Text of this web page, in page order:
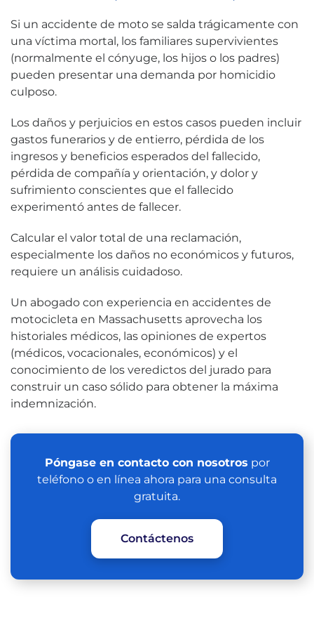
Si un accidente de moto se salda trágicamente con
una víctima mortal, los familiares supervivientes
(normalmente el cónyuge, los hijos o los padres)
pueden presentar una demanda por homicidio
culposo.
Los daños y perjuicios en estos casos pueden incluir
gastos funerarios y de entierro, pérdida de los
ingresos y beneficios esperados del fallecido,
pérdida de compañía y orientación, y dolor y
sufrimiento conscientes que el fallecido
experimentó antes de fallecer.
Calcular el valor total de una reclamación,
especialmente los daños no económicos y futuros,
requiere un análisis cuidadoso.
Un abogado con experiencia en accidentes de
motocicleta en Massachusetts aprovecha los
historiales médicos, las opiniones de expertos
(médicos, vocacionales, económicos) y el
conocimiento de los veredictos del jurado para
construir un caso sólido para obtener la máxima
indemnización.
Póngase en contacto con nosotros por
teléfono o en línea ahora para una consulta
gratuita.
Contáctenos